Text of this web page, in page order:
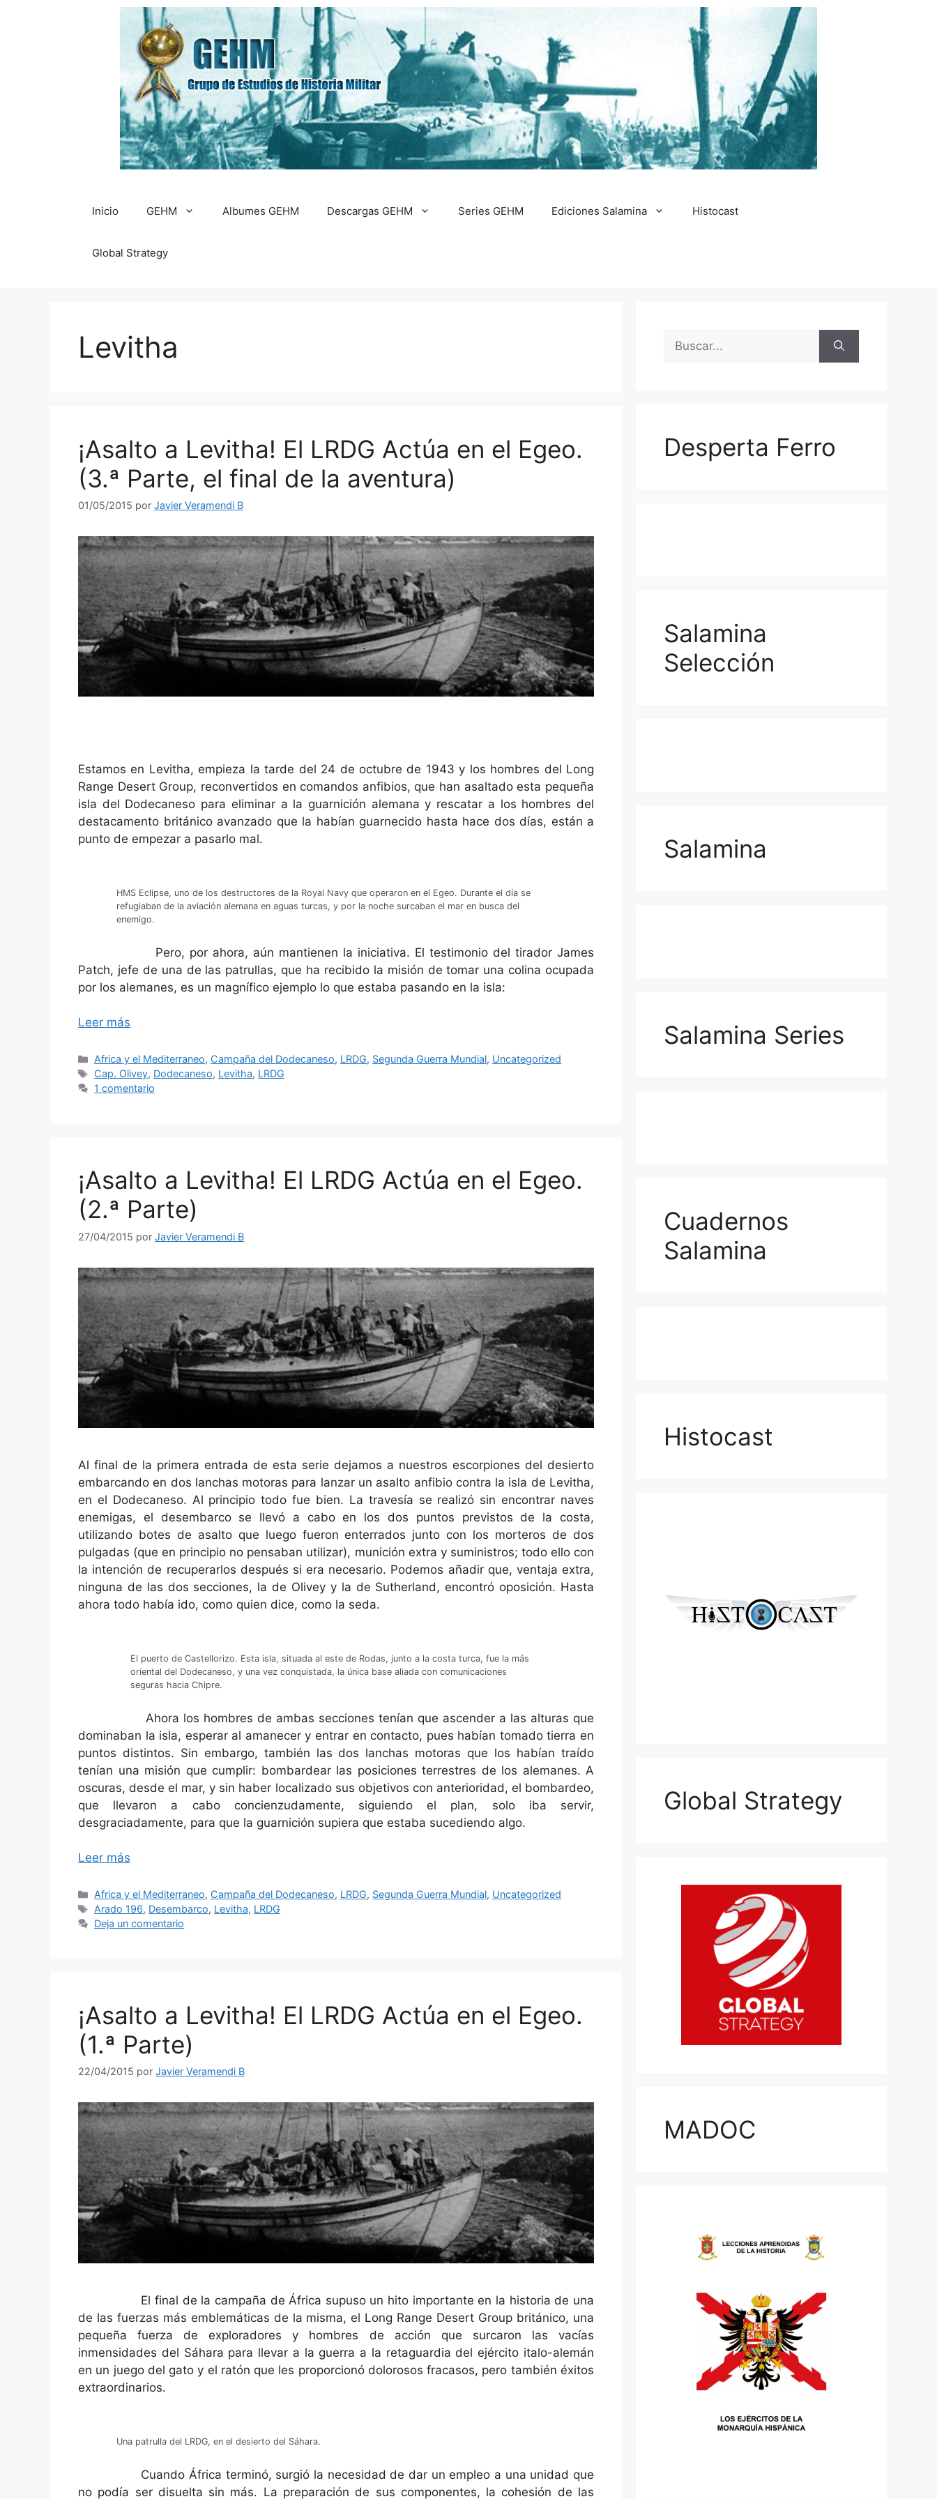
Inicio GEHM Albumes GEHM Descargas GEHM Series GEHM Ediciones Salamina Histocast
Global Strategy
Levitha
¡Asalto a Levitha! El LRDG Actúa en el Egeo.
(3.ª Parte, el final de la aventura)
01/05/2015 por Javier Veramendi B
Estamos en Levitha, empieza la tarde del 24 de octubre de 1943 y los hombres del Long
Range Desert Group, reconvertidos en comandos anfibios, que han asaltado esta pequeña
isla del Dodecaneso para eliminar a la guarnición alemana y rescatar a los hombres del
destacamento británico avanzado que la habían guarnecido hasta hace dos días, están a
punto de empezar a pasarlo mal.
HMS Eclipse, uno de los destructores de la Royal Navy que operaron en el Egeo. Durante el día se
refugiaban de la aviación alemana en aguas turcas, y por la noche surcaban el mar en busca del
enemigo.
Pero, por ahora, aún mantienen la iniciativa. El testimonio del tirador James
Patch, jefe de una de las patrullas, que ha recibido la misión de tomar una colina ocupada
por los alemanes, es un magnífico ejemplo lo que estaba pasando en la isla:
Leer más
Categorías
Africa y el Mediterraneo, Campaña del Dodecaneso, LRDG, Segunda Guerra Mundial, Uncategorized
Etiquetas
Cap. Olivey, Dodecaneso, Levitha, LRDG
1 comentario
¡Asalto a Levitha! El LRDG Actúa en el Egeo.
(2.ª Parte)
27/04/2015 por Javier Veramendi B
Al final de la primera entrada de esta serie dejamos a nuestros escorpiones del desierto
embarcando en dos lanchas motoras para lanzar un asalto anfibio contra la isla de Levitha,
en el Dodecaneso. Al principio todo fue bien. La travesía se realizó sin encontrar naves
enemigas, el desembarco se llevó a cabo en los dos puntos previstos de la costa,
utilizando botes de asalto que luego fueron enterrados junto con los morteros de dos
pulgadas (que en principio no pensaban utilizar), munición extra y suministros; todo ello con
la intención de recuperarlos después si era necesario. Podemos añadir que, ventaja extra,
ninguna de las dos secciones, la de Olivey y la de Sutherland, encontró oposición. Hasta
ahora todo había ido, como quien dice, como la seda.
El puerto de Castellorizo. Esta isla, situada al este de Rodas, junto a la costa turca, fue la más
oriental del Dodecaneso, y una vez conquistada, la única base aliada con comunicaciones
seguras hacia Chipre.
Ahora los hombres de ambas secciones tenían que ascender a las alturas que
dominaban la isla, esperar al amanecer y entrar en contacto, pues habían tomado tierra en
puntos distintos. Sin embargo, también las dos lanchas motoras que los habían traído
tenían una misión que cumplir: bombardear las posiciones terrestres de los alemanes. A
oscuras, desde el mar, y sin haber localizado sus objetivos con anterioridad, el bombardeo,
que llevaron a cabo concienzudamente, siguiendo el plan, solo iba servir,
desgraciadamente, para que la guarnición supiera que estaba sucediendo algo.
Leer más
Categorías
Africa y el Mediterraneo, Campaña del Dodecaneso, LRDG, Segunda Guerra Mundial, Uncategorized
Etiquetas
Arado 196, Desembarco, Levitha, LRDG
Deja un comentario
¡Asalto a Levitha! El LRDG Actúa en el Egeo.
(1.ª Parte)
22/04/2015 por Javier Veramendi B
El final de la campaña de África supuso un hito importante en la historia de una
de las fuerzas más emblemáticas de la misma, el Long Range Desert Group británico, una
pequeña fuerza de exploradores y hombres de acción que surcaron las vacías
inmensidades del Sáhara para llevar a la guerra a la retaguardia del ejército italo-alemán
en un juego del gato y el ratón que les proporcionó dolorosos fracasos, pero también éxitos
extraordinarios.
Una patrulla del LRDG, en el desierto del Sáhara.
Cuando África terminó, surgió la necesidad de dar un empleo a una unidad que
no podía ser disuelta sin más. La preparación de sus componentes, la cohesión de las
Buscar:
Desperta Ferro
Salamina
Selección
Salamina
Salamina Series
Cuadernos
Salamina
Histocast
Global Strategy
MADOC